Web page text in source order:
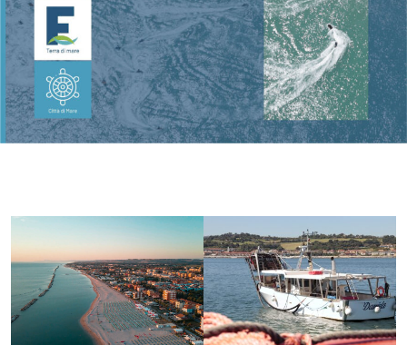
Accessibili